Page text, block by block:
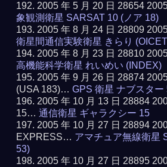
2005 年 5 月 20 日 28654
象観測衛星 SARSAT 10 (ノア 18)
2005 年 8 月 24 日 28809
衛星間通信実験衛星 きらり
2005 年 8 月 23 日 28810
高機能科学衛星 れいめい (INDEX)
2005 年 9 月 26 日 28874
(USA 183)…GPS 衛星 ナブスター
2005 年 10 月 13 日 28884
15…通信衛星 ギャラクシー 15
2005 年 10 月 27 日 28894
EXPRESS… アマチュア無線衛星
53)
2005 年 10 月 27 日 28895